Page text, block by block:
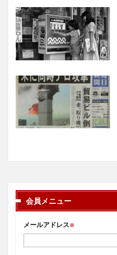
会員メニュー
メールアドレス※